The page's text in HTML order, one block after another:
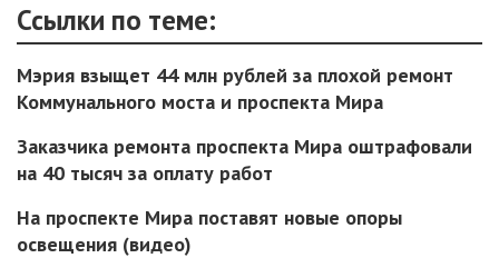
Ссылки по теме:
Мэрия взыщет 44 млн рублей за плохой ремонт
Коммунального моста и проспекта Мира
Заказчика ремонта проспекта Мира оштрафовали
на 40 тысяч за оплату работ
На проспекте Мира поставят новые опоры
освещения (видео)